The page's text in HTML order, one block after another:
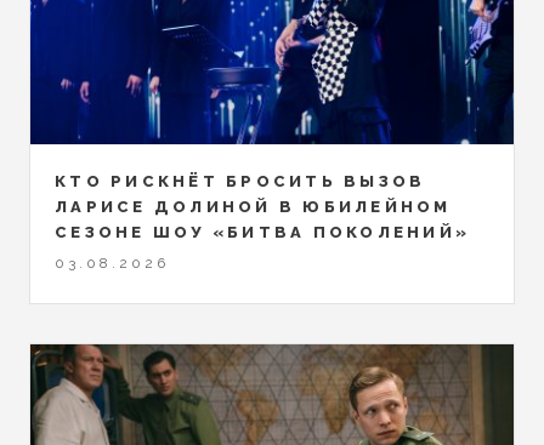
КТО РИСКНЁТ БРОСИТЬ ВЫЗОВ
ЛАРИСЕ ДОЛИНОЙ В ЮБИЛЕЙНОМ
СЕЗОНЕ ШОУ «БИТВА ПОКОЛЕНИЙ»
03.08.2026